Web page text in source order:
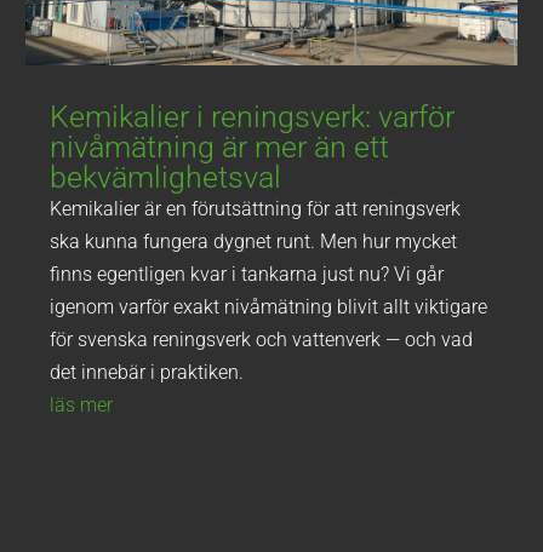
Kemikalier i reningsverk: varför
nivåmätning är mer än ett
bekvämlighetsval
Kemikalier är en förutsättning för att reningsverk
ska kunna fungera dygnet runt. Men hur mycket
finns egentligen kvar i tankarna just nu? Vi går
igenom varför exakt nivåmätning blivit allt viktigare
för svenska reningsverk och vattenverk — och vad
det innebär i praktiken.
läs mer